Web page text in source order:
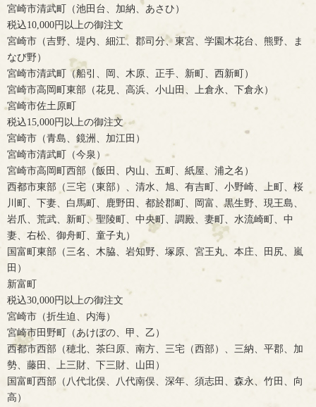
宮崎市清武町（池田台、加納、あさひ）
税込10,000円以上の御注文
宮崎市（吉野、堤内、細江、郡司分、東宮、学園木花台、熊野、ま
なび野）
宮崎市清武町（船引、岡、木原、正手、新町、西新町）
宮崎市高岡町東部（花見、高浜、小山田、上倉永、下倉永）
宮崎市佐土原町
税込15,000円以上の御注文
宮崎市（青島、鏡洲、加江田）
宮崎市清武町（今泉）
宮崎市高岡町西部（飯田、内山、五町、紙屋、浦之名）
西都市東部（三宅（東部）、清水、旭、有吉町、小野崎、上町、桜
川町、下妻、白馬町、鹿野田、都於郡町、岡富、黒生野、現王島、
岩爪、荒武、新町、聖陵町、中央町、調殿、妻町、水流崎町、中
妻、右松、御舟町、童子丸）
国富町東部（三名、木脇、岩知野、塚原、宮王丸、本庄、田尻、嵐
田）
新富町
税込30,000円以上の御注文
宮崎市（折生迫、内海）
宮崎市田野町（あけぼの、甲、乙）
西都市西部（穂北、茶臼原、南方、三宅（西部）、三納、平郡、加
勢、藤田、上三財、下三財、山田）
国富町西部（八代北俣、八代南俣、深年、須志田、森永、竹田、向
高）